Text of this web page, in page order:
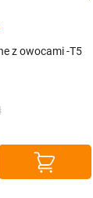
z owocami -T5